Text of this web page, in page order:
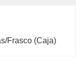
frasco (caja)